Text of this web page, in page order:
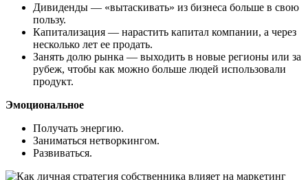
Дивиденды — «вытаскивать» из бизнеса больше в свою
пользу.
Капитализация — нарастить капитал компании, а через
несколько лет ее продать.
Занять долю рынка — выходить в новые регионы или за
рубеж, чтобы как можно больше людей использовали
продукт.
Эмоциональное
Получать энергию.
Заниматься нетворкингом.
Развиваться.